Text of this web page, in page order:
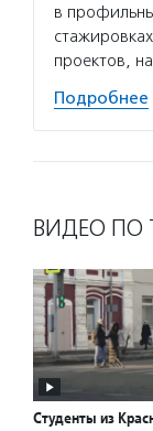
в
проектов,
Подробнее
ВИДЕО ПО
Студенты из